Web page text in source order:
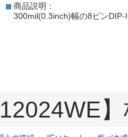
商品説明：
300mil(0.3inch)幅の8ピン